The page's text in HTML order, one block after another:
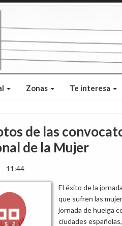
Zonas Te interesa
de las
de la Mujer
- 11:44
El éxito de la
que sufren las
jornada de huelga
ciudades